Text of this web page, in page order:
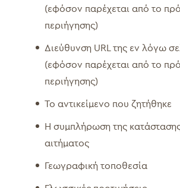
(εφόσον παρέχεται από το
περιήγησης)
Διεύθυνση URL της εν λόγω
(εφόσον παρέχεται από το
περιήγησης)
Το αντικείμενο που ζητήθηκε
Η συμπλήρωση της
αιτήματος
Γεωγραφική τοποθεσία